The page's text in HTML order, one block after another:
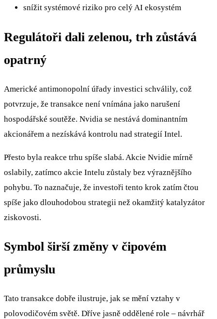
snížit systémové riziko pro celý AI ekosystém
Regulátoři dali zelenou, trh zůstává
opatrný
Americké antimonopolní úřady investici schválily, což
potvrzuje, že transakce není vnímána jako narušení
hospodářské soutěže. Nvidia se nestává dominantním
akcionářem a nezískává kontrolu nad strategií Intel.
Přesto byla reakce trhu spíše slabá. Akcie Nvidie mírně
oslabily, zatímco akcie Intelu zůstaly bez výraznějšího
pohybu. To naznačuje, že investoři tento krok zatím čtou
spíše jako dlouhodobou strategii než okamžitý katalyzátor
ziskovosti.
Symbol širší změny v čipovém
průmyslu
Tato transakce dobře ilustruje, jak se mění vztahy v
polovodičovém světě. Dříve jasně oddělené role – návrhář